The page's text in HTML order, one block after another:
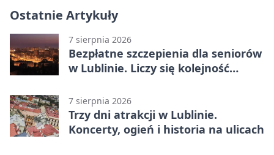
Ostatnie Artykuły
7 sierpnia 2026
Bezpłatne szczepienia dla seniorów
w Lublinie. Liczy się kolejność
7 sierpnia 2026
Trzy dni atrakcji w Lublinie.
Koncerty, ogień i historia na ulicach